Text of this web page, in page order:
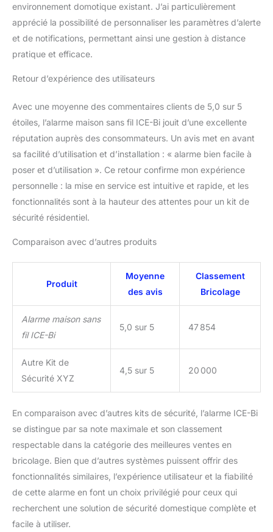
TELEPHONE : En cas de
déclenchement de la
centrale, vous recevez
paramétrez dans la
les alertes, vous pouvez
votre Box internet. Vous
pouvez également
choisir ou non de relier la
centrale à un centre de
télésurveillance de votre
choix (non obligatoire).
GESTION A DISTANCE :
appel téléphonique si
gardez un contrôle
absolu de la sécurité de
votre habitation à
environnement domotique existant. J’ai particulièrement
apprécié la possibilité de personnaliser les paramètres d’alerte
et de notifications, permettant ainsi une gestion à distance
pratique et efficace.
Retour d’expérience des utilisateurs
Avec une moyenne des commentaires clients de 5,0 sur 5
étoiles, l’alarme maison sans fil ICE-Bi jouit d’une excellente
réputation auprès des consommateurs. Un avis met en avant
sa facilité d’utilisation et d’installation : « alarme bien facile à
poser et d’utilisation ». Ce retour confirme mon expérience
personnelle : la mise en service est intuitive et rapide, et les
fonctionnalités sont à la hauteur des attentes pour un kit de
sécurité résidentiel.
Comparaison avec d’autres produits
Produit
Moyenne
des avis
Classement
Bricolage
Alarme maison sans
fil ICE-Bi
5,0 sur 5 47 854
Autre Kit de
Sécurité XYZ
4,5 sur 5 20 000
En comparaison avec d’autres kits de sécurité, l’alarme ICE-Bi
se distingue par sa note maximale et son classement
respectable dans la catégorie des meilleures ventes en
bricolage. Bien que d’autres systèmes puissent offrir des
fonctionnalités similaires, l’expérience utilisateur et la fiabilité
de cette alarme en font un choix privilégié pour ceux qui
recherchent une solution de sécurité domestique complète et
facile à utiliser.